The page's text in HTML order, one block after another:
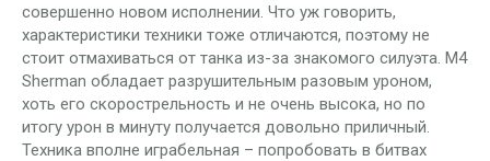
совершенно новом исполнении. Что уж говорить,
характеристики техники тоже отличаются, поэтому не
стоит отмахиваться от танка из-за знакомого силуэта. M4
Sherman обладает разрушительным разовым уроном,
хоть его скорострельность и не очень высока, но по
итогу урон в минуту получается довольно приличный.
Техника вполне играбельная – попробовать в битвах